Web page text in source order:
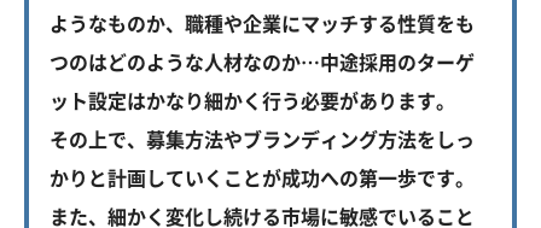
ようなものか、職種や企業にマッチする性質をも
つのはどのような人材なのか…中途採用のターゲ
ット設定はかなり細かく行う必要があります。
その上で、募集方法やブランディング方法をしっ
かりと計画していくことが成功への第一歩です。
また、細かく変化し続ける市場に敏感でいること